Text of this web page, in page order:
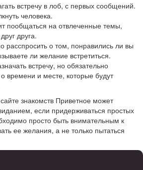
встречу в лоб, с первых сообщений.
человека.
пообщаться на отвлеченные темы,
друга.
расспросить о том, понравились ли вы
ли желание встретиться.
встречу, но обязательно
о времени и месте, которые будут
знакомств Приветное может
если придерживаться простых
просто быть внимательным к
ее желания, а не только пытаться